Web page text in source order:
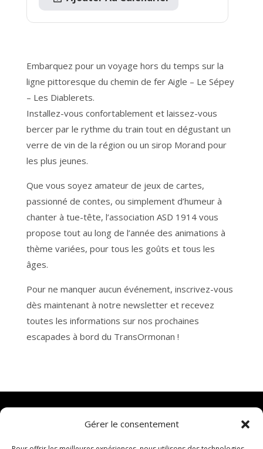
Gérer le consentement
Embarquez pour un voyage hors du temps sur la
ligne pittoresque du chemin de fer Aigle – Le Sépey
– Les Diablerets.
Installez-vous confortablement et laissez-vous
bercer par le rythme du train tout en dégustant un
verre de vin de la région ou un sirop Morand pour
les plus jeunes.
Que vous soyez amateur de jeux de cartes,
passionné de contes, ou simplement d’humeur à
chanter à tue-tête, l’association ASD 1914 vous
propose tout au long de l’année des animations à
thème variées, pour tous les goûts et tous les
âges.
Pour ne manquer aucun événement, inscrivez-vous
dès maintenant à notre newsletter et recevez
toutes les informations sur nos prochaines
escapades à bord du TransOrmonan !